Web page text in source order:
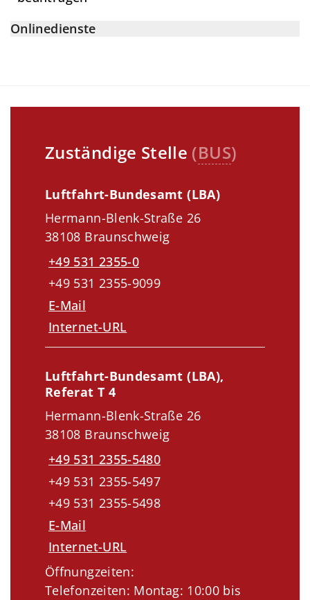
Onlinedienste
Zuständige Stelle (BUS)
Luftfahrt-Bundesamt (LBA)
Hermann-Blenk-Straße 26
38108 Braunschweig
+49 531 2355-0
+49 531 2355-9099
E-Mail
Internet-URL
Luftfahrt-Bundesamt (LBA),
Referat T 4
Hermann-Blenk-Straße 26
38108 Braunschweig
+49 531 2355-5480
+49 531 2355-5497
+49 531 2355-5498
E-Mail
Internet-URL
Öffnungzeiten:
Telefonzeiten: Montag: 10:00 bis